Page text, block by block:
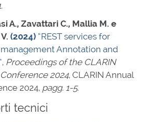
.
A., Zavattari C., Mallia M. e
(2024) “REST services for
Annotation and
, Proceedings of the CLARIN
2024, CLARIN Annual
2024, pagg. 1-5.
tecnici